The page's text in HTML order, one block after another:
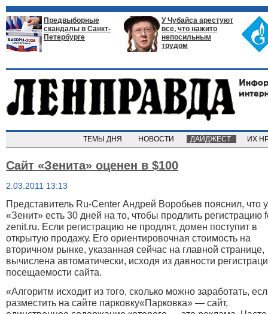
Предвыборные
скандалы в Санкт-
Петербурге
У Чубайса арестуют
все, что нажито
непосильным
трудом
ТЕМЫ ДНЯ НОВОСТИ ДАЙДЖЕСТ ИХ
Сайт «Зенита» оценен в $100
2.03.2011 13:13
Представитель Ru-Center Андрей Воробьев пояснил, что
«Зенит» есть 30 дней на то, чтобы продлить регистрацию
zenit.ru. Если регистрацию не продлят, домен поступит в
открытую продажу. Его ориентировочная стоимость на
вторичном рынке, указанная сейчас на главной странице,
вычислена автоматически, исходя из давности
посещаемости сайта.
«Алгоритм исходит из того, сколько можно заработать,
разместить на сайте парковку«Парковка» — сайт,